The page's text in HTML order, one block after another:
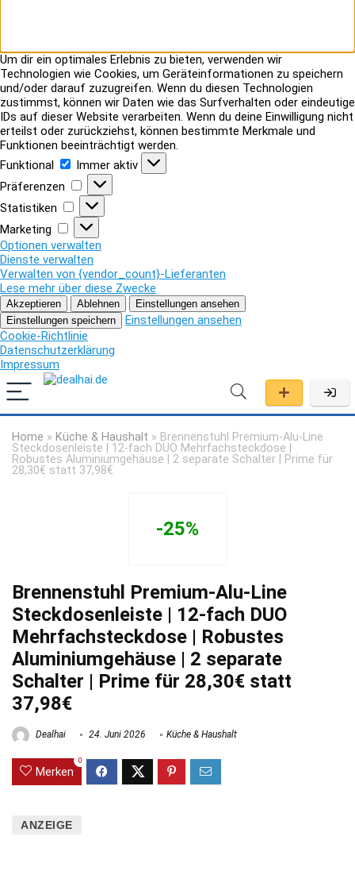
Um dir ein optimales Erlebnis zu bieten, verwenden wir
Technologien wie Cookies, um Geräteinformationen zu speichern
und/oder darauf zuzugreifen. Wenn du diesen Technologien
zustimmst, können wir Daten wie das Surfverhalten oder eindeutige
IDs auf dieser Website verarbeiten. Wenn du deine Einwilligung nicht
erteilst oder zurückziehst, können bestimmte Merkmale und
Funktionen beeinträchtigt werden.
Funktional
Funktional
Immer aktiv
Präferenzen
Präferenzen
Statistiken
Statistiken
Marketing
Marketing
Optionen verwalten
Dienste verwalten
Verwalten von {vendor_count}-Lieferanten
Lese mehr über diese Zwecke
Akzeptieren Ablehnen
Einstellungen ansehen
Einstellungen speichern
Einstellungen ansehen
Cookie-Richtlinie
Datenschutzerklärung
Impressum
Home » Küche & Haushalt » Brennenstuhl Premium-Alu-Line
Steckdosenleiste | 12-fach DUO Mehrfachsteckdose |
Robustes Aluminiumgehäuse | 2 separate Schalter | Prime für
28,30€ statt 37,98€
-25%
Brennenstuhl Premium-Alu-Line
Steckdosenleiste | 12-fach DUO
Mehrfachsteckdose | Robustes
Aluminiumgehäuse | 2 separate
Schalter | Prime für 28,30€ statt
37,98€
Dealhai 24. Juni 2026 Küche & Haushalt
Merken
0
ANZEIGE